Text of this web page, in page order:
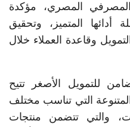
المصري، مؤكدة
المتميز، وتحقيق
وقاعدة العملاء خلال
للتمويل الأصغر تتيح
المتنوعة التي تناسب مختلف
والتي تتضمن منتجات